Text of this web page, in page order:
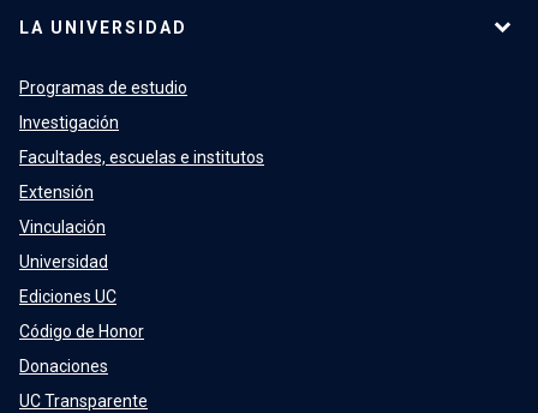
LA UNIVERSIDAD
Programas de estudio
Investigación
Facultades, escuelas e institutos
Extensión
Vinculación
Universidad
Ediciones UC
Código de Honor
Donaciones
UC Transparente